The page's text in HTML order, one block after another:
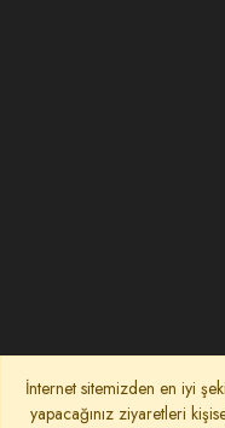
İnternet sitemizden en iyi
yapacağınız ziyaretleri